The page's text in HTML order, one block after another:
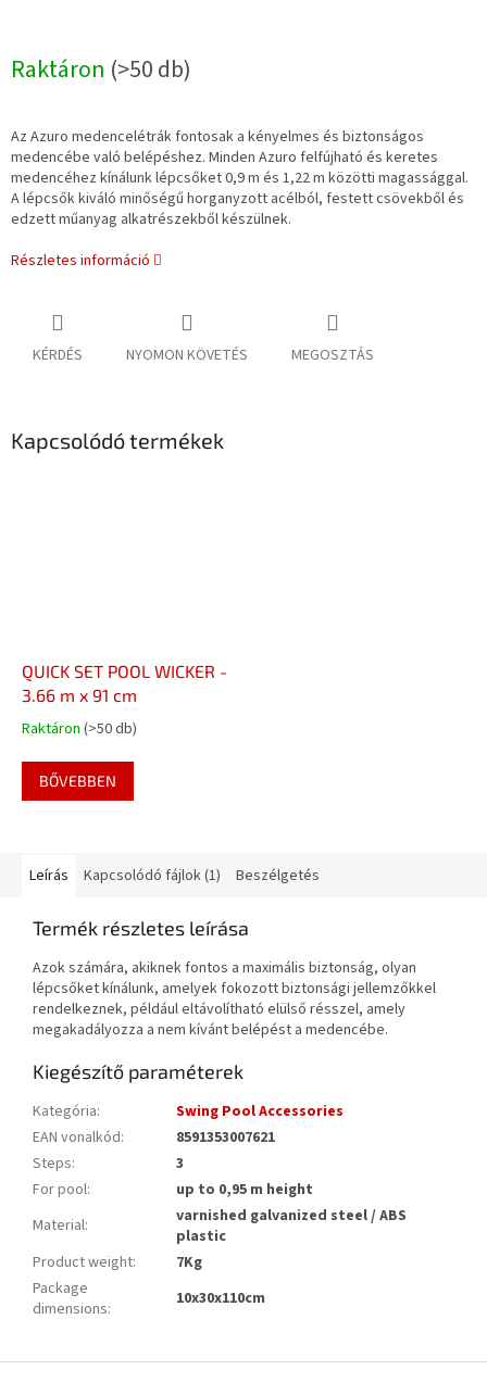
Raktáron (>50 db)
Az Azuro medencelétrák fontosak a kényelmes és biztonságos
medencébe való belépéshez. Minden Azuro felfújható és keretes
medencéhez kínálunk lépcsőket 0,9 m és 1,22 m közötti magassággal.
A lépcsők kiváló minőségű horganyzott acélból, festett csövekből és
edzett műanyag alkatrészekből készülnek.
Részletes információ
KÉRDÉS NYOMON KÖVETÉS MEGOSZTÁS
Kapcsolódó termékek
QUICK SET POOL WICKER -
3.66 m x 91 cm
Raktáron (>50 db)
BŐVEBBEN
Leírás Kapcsolódó fájlok (1) Beszélgetés
Termék részletes leírása
Azok számára, akiknek fontos a maximális biztonság, olyan
lépcsőket kínálunk, amelyek fokozott biztonsági jellemzőkkel
rendelkeznek, például eltávolítható elülső résszel, amely
megakadályozza a nem kívánt belépést a medencébe.
Kiegészítő paraméterek
Kategória:
Swing Pool Accessories
EAN vonalkód:
8591353007621
Steps:
3
For pool:
up to 0,95 m height
Material:
varnished galvanized steel / ABS
plastic
Product weight:
7Kg
Package
dimensions: 10x30x110cm